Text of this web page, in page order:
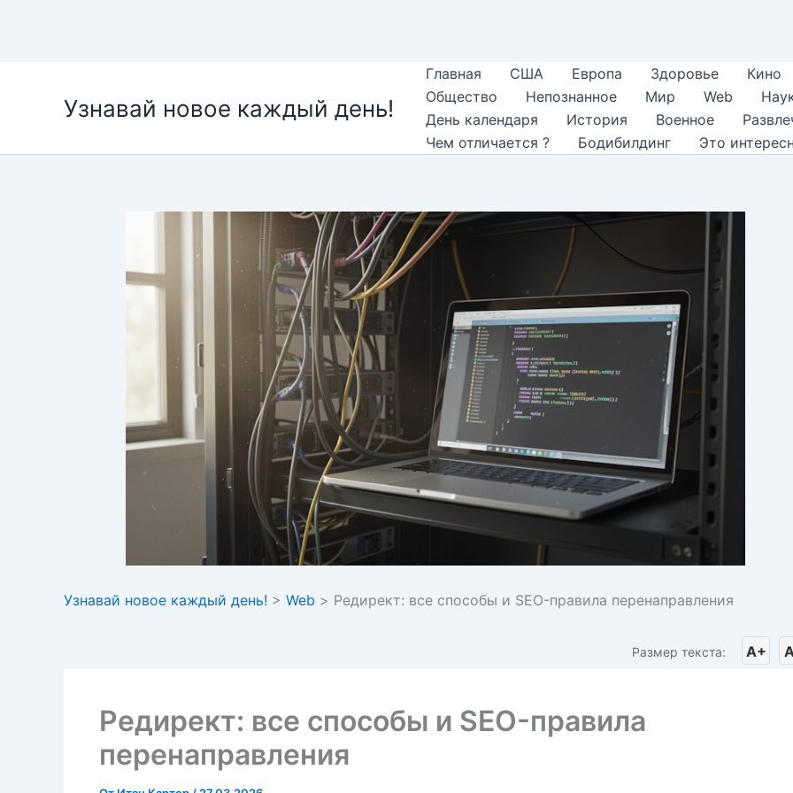
содержимомуУзнавай новое каждый день!
Главная США Европа Здоровье
Кино
Общество
Непознанное Мир Web
День календаря
История Военное
Чем отличается ?
Бодибилдинг Это
Узнавай новое каждый день! > Web > Редирект: все способы и SEO-правила перенаправления
Размер текста: A+
Редирект: все способы и SEO-правила
перенаправления